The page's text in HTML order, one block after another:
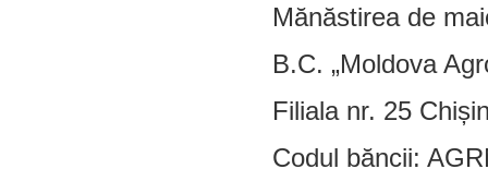
Mănăstirea de
B.C. „Moldova
Filiala nr. 25
Codul băncii: